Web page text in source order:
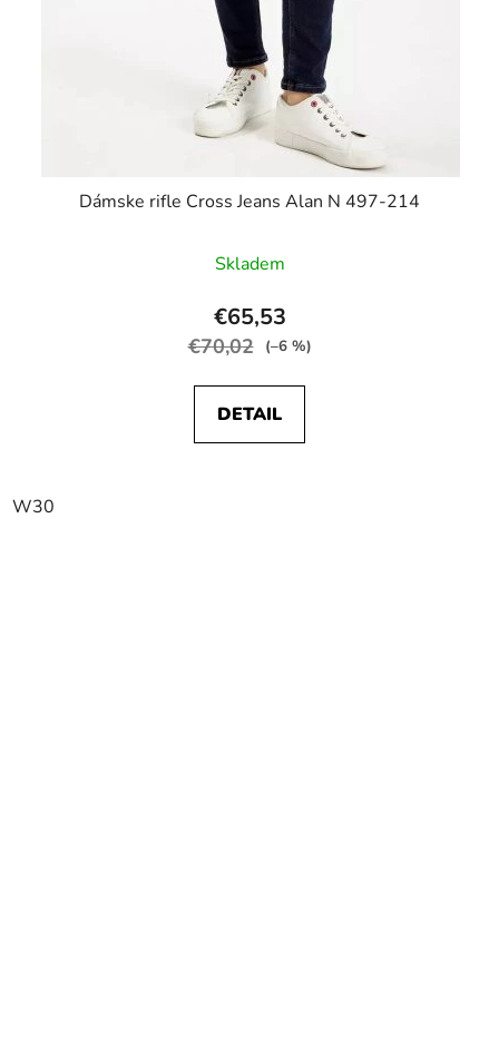
Dámske rifle Cross Jeans Alan N 497-214
Skladem
€65,53
€70,02 (–6 %)
DETAIL
W30